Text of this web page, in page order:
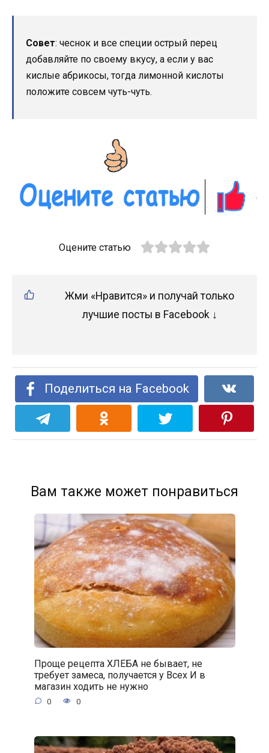
Совет: чеснок и все специи острый перец
добавляйте по своему вкусу, а если у вас
кислые абрикосы, тогда лимонной кислоты
положите совсем чуть-чуть.
Оцените статью
Жми «Нравится» и получай только
лучшие посты в Facebook ↓
Поделиться на Facebook
Вам также может понравиться
Проще рецепта ХЛЕБА не бывает, не
требует замеса, получается у Всех И в
магазин ходить не нужно
0 0